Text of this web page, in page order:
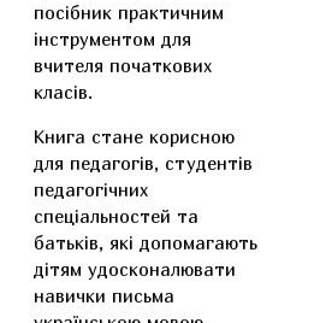
посібник практичним
інструментом для
вчителя початкових
класів.
Книга стане корисною
для педагогів, студентів
педагогічних
спеціальностей та
батьків, які допомагають
дітям удосконалювати
навички письма